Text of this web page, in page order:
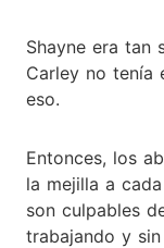
Shayne era tan
Carley no tenía
eso.
Entonces, los
la mejilla a
son culpables
trabajando y